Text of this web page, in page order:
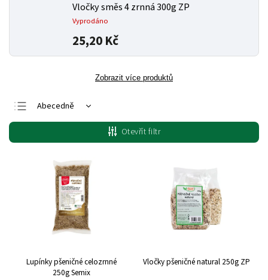
Vločky směs 4 zrnná 300g ZP
Vyprodáno
25,20 Kč
Zobrazit více produktů
Abecedně
Nejlevnější
Nejdražší
Nejprodávanější
Otevřít filtr
Lupínky pšeničné celozrnné
250g Semix
Vločky pšeničné natural 250g ZP